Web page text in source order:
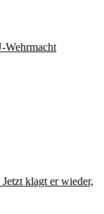
Wehrmacht
klagt er wieder,